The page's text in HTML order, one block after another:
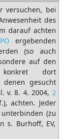
versuchen, bei
des
darauf achten
ergebenden
(so auch
auf den
konkret dort
denen gesucht
v. 8. 4. 2004, 2
achten. Jeder
(zu
s. Burhoff, EV,